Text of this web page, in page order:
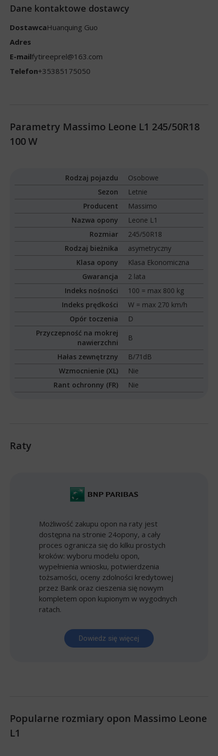
Dane kontaktowe dostawcy
DostawcaHuanquing Guo
Adres
E-mailfytireeprel@163.com
Telefon+35385175050
Parametry Massimo Leone L1 245/50R18
100 W
Rodzaj pojazdu
Osobowe
Sezon
Letnie
Producent
Massimo
Nazwa opony
Leone L1
Rozmiar
245/50R18
Rodzaj bieżnika
asymetryczny
Klasa opony
Klasa Ekonomiczna
Gwarancja
2 lata
Indeks nośności
100 = max 800 kg
Indeks prędkości
W = max 270 km/h
Opór toczenia
D
Przyczepność na mokrej
nawierzchni
B
Hałas zewnętrzny
B/71dB
Wzmocnienie (XL)
Nie
Rant ochronny (FR)
Nie
Raty
Możliwość zakupu opon na raty jest
dostępna na stronie 24opony, a cały
proces ogranicza się do kilku prostych
kroków: wyboru modelu opon,
wypełnienia wniosku, potwierdzenia
tożsamości, oceny zdolności kredytowej
przez Bank oraz cieszenia się nowym
kompletem opon kupionym w wygodnych
ratach.
Dowiedz się więcej
Popularne rozmiary opon Massimo Leone
L1